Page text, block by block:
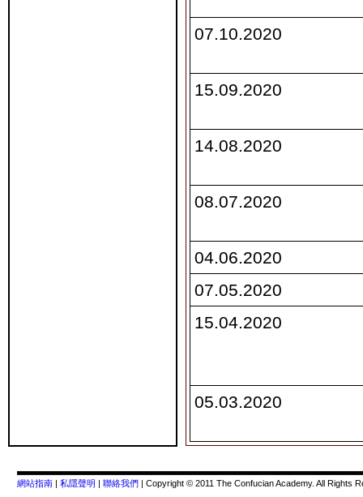
07.10.2020
15.09.2020
14.08.2020
08.07.2020
04.06.2020
07.05.2020
15.04.2020
05.03.2020
網站指南 | 私隱聲明 | 聯絡我們 | Copyright © 2011 The Confucian Academy. All Rights